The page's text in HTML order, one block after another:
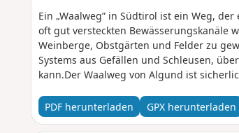
Ein „Waalweg” in Südtirol ist ein Weg,
oft gut versteckten Bewässerungskanäle
Weinberge, Obstgärten und Felder zu
Systems aus Gefällen und Schleusen,
kann.Der Waalweg von Algund ist
PDF herunterladen
GPX herunterladen